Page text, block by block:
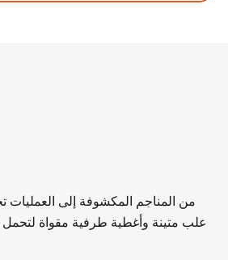
علب متينة وأغطية طرفية مقواة لتحمل